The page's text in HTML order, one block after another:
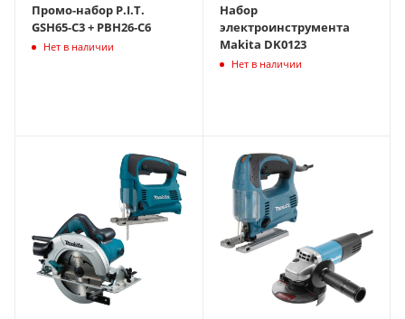
Промо-набор P.I.T.
GSH65-C3 + PBH26-C6
Нет в наличии
Набор
электроинструмента
Makita DK0123
Нет в наличии